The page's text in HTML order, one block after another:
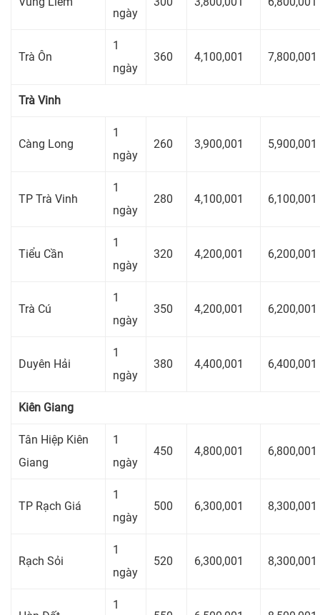
ngày
Trà Ôn
1
ngày
360 4,100,001 7,800,001
Trà Vinh
Càng Long
1
ngày
260 3,900,001 5,900,001
TP Trà Vinh
1
ngày
280 4,100,001 6,100,001
Tiểu Cần
1
ngày
320 4,200,001 6,200,001
Trà Cú
1
ngày
350 4,200,001 6,200,001
Duyên Hải
1
ngày
380 4,400,001 6,400,001
Kiên Giang
Tân Hiệp Kiên
Giang
1
ngày
450 4,800,001 6,800,001
TP Rạch Giá
1
ngày
500 6,300,001 8,300,001
Rạch Sỏi
1
ngày
520 6,300,001 8,300,001
1